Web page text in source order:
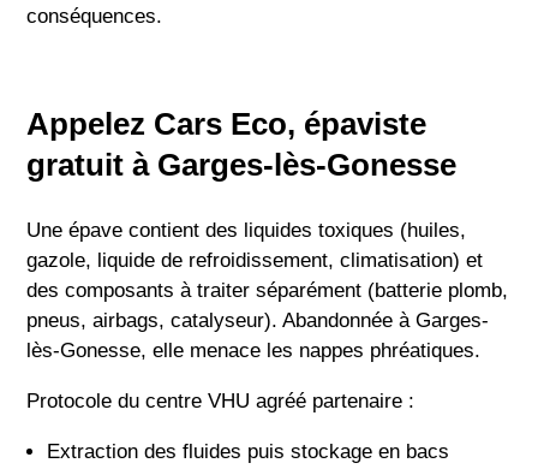
conséquences.
Appelez Cars Eco, épaviste
gratuit à Garges-lès-Gonesse
Une épave contient des liquides toxiques (huiles,
gazole, liquide de refroidissement, climatisation) et
des composants à traiter séparément (batterie plomb,
pneus, airbags, catalyseur). Abandonnée à Garges-
lès-Gonesse, elle menace les nappes phréatiques.
Protocole du centre VHU agréé partenaire :
Extraction des fluides puis stockage en bacs